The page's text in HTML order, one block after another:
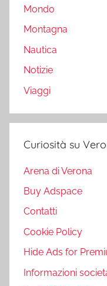
Mondo
Montagna
Nautica
Notizie
Viaggi
Curiosità su
Arena di Verona
Buy Adspace
Contatti
Cookie Policy
Hide Ads for
Informazioni